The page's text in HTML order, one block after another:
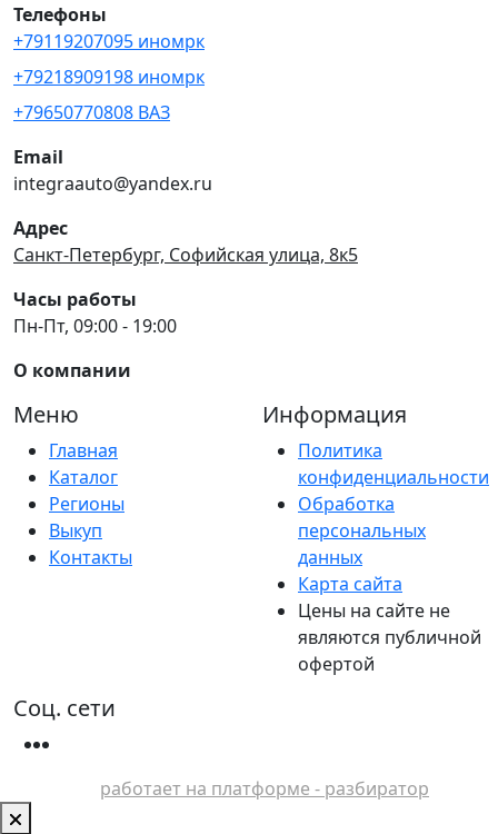
Телефоны
+79119207095 иномрк
+79218909198 иномрк
+79650770808 ВАЗ
Email
integraauto@yandex.ru
Адрес
Санкт-Петербург, Софийская улица, 8к5
Часы работы
Пн-Пт, 09:00 - 19:00
О компании
Меню
Главная
Каталог
Регионы
Выкуп
Контакты
Информация
Политика
конфиденциальности
Обработка
персональных
данных
Карта сайта
Цены на сайте не
являются публичной
офертой
Соц. сети
работает на платформе - разбиратор